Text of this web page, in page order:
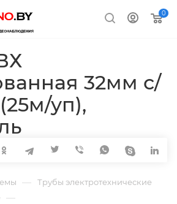
0
32мм с/
уп),
— Трубы электротехнические
—